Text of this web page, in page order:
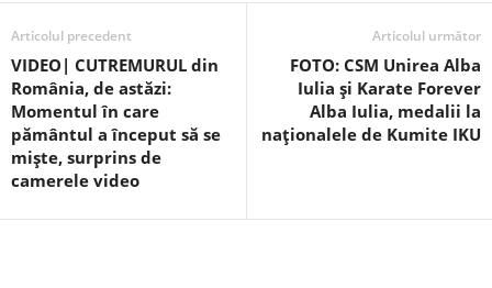
Articolul precedent
VIDEO| CUTREMURUL din
România, de astăzi:
Momentul în care
pământul a început să se
miște, surprins de
camerele video
Articolul următor
FOTO: CSM Unirea Alba
Iulia și Karate Forever
Alba Iulia, medalii la
naționalele de Kumite IKU